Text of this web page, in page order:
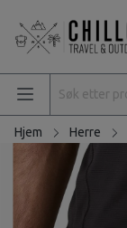
Hjem Herre